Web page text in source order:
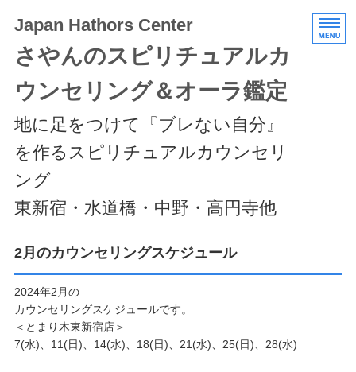
Japan Hathors Center
さやんのスピリチュアルカ
ウンセリング＆オーラ鑑定
地に足をつけて『ブレない自分』
を作るスピリチュアルカウンセリ
ング
東新宿・水道橋・中野・高円寺他
HOME
エキスパートクラス
スケジュール/アクセス
2月のカウンセリングスケジュール
2024年2月の
カウンセリングスケジュールです。
＜とまり木東新宿店＞
7(水)、11(日)、14(水)、18(日)、21(水)、25(日)、28(水)